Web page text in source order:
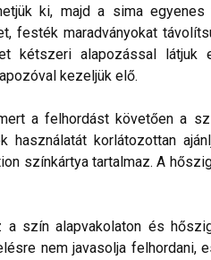
ki, majd a sima
festék maradványokat
kétszeri alapozással
kezeljük elő.
a felhordást követően a
korlátozottan
színkártya tartalmaz. A
szín alapvakolaton és
nem javasolja